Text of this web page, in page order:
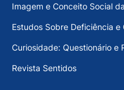
Imagem e Conceito Social
Estudos Sobre Deficiência e
Curiosidade: Questionário e
Revista Sentidos